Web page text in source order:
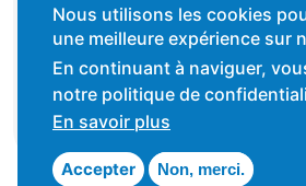
La HEP-VD met cet outil à
enseignantes et enseignants
favoriser l'échange de
Conditions générales d'utilisation
Nous utilisons les cookies
une meilleure expérience sur
En continuant à naviguer,
notre politique de
En savoir plus
Accepter Non, merci.